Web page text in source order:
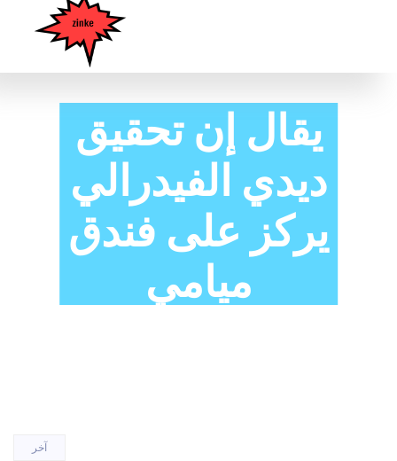
يقال إن تحقيق
ديدي الفيدرالي
يركز على فندق
ميامي
آخر